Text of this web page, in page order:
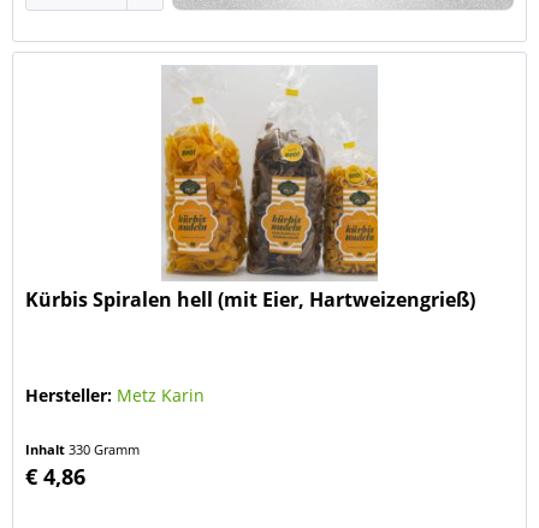
Kürbis Spiralen hell (mit Eier, Hartweizengrieß)
Hersteller: Metz Karin
Inhalt330 Gramm
€ 4,86